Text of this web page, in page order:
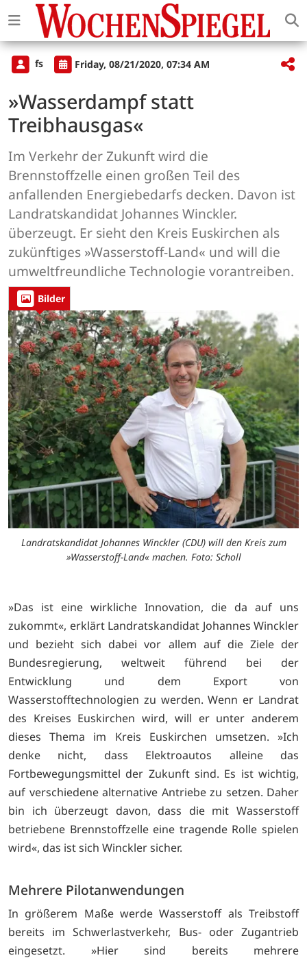
fs Friday, 08/21/2020, 07:34 AM
»Wasserdampf statt
Treibhausgas«
Im Verkehr der Zukunft wird die
Brennstoffzelle einen großen Teil des
anfallenden Energiebedarfs decken. Davon ist
Landratskandidat Johannes Winckler.
überzeugt. Er sieht den Kreis Euskirchen als
zukünftiges »Wasserstoff-Land« und will die
umweltfreundliche Technologie vorantreiben.
Bilder
Landratskandidat Johannes Winckler (CDU) will den Kreis zum
»Wasserstoff-Land« machen. Foto: Scholl
»Das ist eine wirkliche Innovation, die da auf uns
zukommt«, erklärt Landratskandidat Johannes Winckler
und bezieht sich dabei vor allem auf die Ziele der
Bundesregierung, weltweit führend bei der
Entwicklung und dem Export von
Wasserstofftechnologien zu werden. Wenn er Landrat
des Kreises Euskirchen wird, will er unter anderem
dieses Thema im Kreis Euskirchen umsetzen. »Ich
denke nicht, dass Elektroautos alleine das
Fortbewegungsmittel der Zukunft sind. Es ist wichtig,
auf verschiedene alternative Antriebe zu setzen. Daher
bin ich überzeugt davon, dass die mit Wasserstoff
betriebene Brennstoffzelle eine tragende Rolle spielen
wird«, das ist sich Winckler sicher.
Mehrere Pilotanwendungen
In größerem Maße werde Wasserstoff als Treibstoff
bereits im Schwerlastverkehr, Bus- oder Zugantrieb
eingesetzt. »Hier sind bereits mehrere